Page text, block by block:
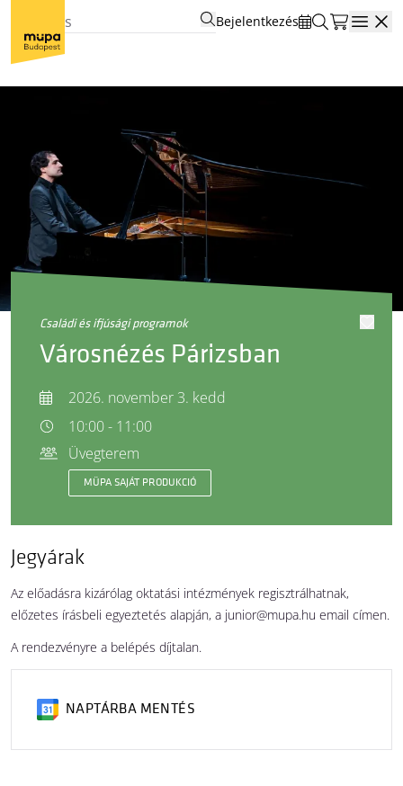
Bejelentkezés
családi és ifjúsági programok
Városnézés Párizsban
2026. november 3. kedd
10:00 - 11:00
Üvegterem
MÜPA SAJÁT PRODUKCIÓ
Jegyárak
Az előadásra kizárólag oktatási intézmények regisztrálhatnak,
előzetes írásbeli egyeztetés alapján, a junior@mupa.hu email címen.
A rendezvényre a belépés díjtalan.
NAPTÁRBA MENTÉS